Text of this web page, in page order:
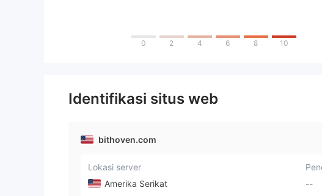
0 2 4 6 8 10
Identifikasi situs web
bithoven.com
Lokasi server
Amerika Serikat
--